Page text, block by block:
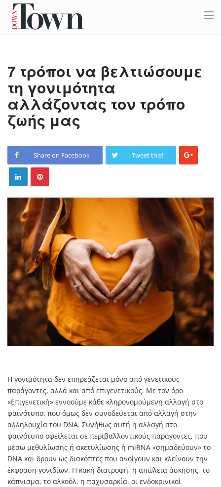
7 τρόποι να βελτιώσουμε
τη γονιμότητα
αλλάζoντας τον τρόπο
ζωής μας
Share on Facebook Tweet this!
Η γονιμότητα δεν επηρεάζεται μόνο από γενετικούς
παράγοντες, αλλά και από επιγενετικούς. Με τον όρο
«Επιγενετική» εννοούμε κάθε κληρονομούμενη αλλαγή στο
φαινότυπο, που όμως δεν συνοδεύεται από αλλαγή στην
αλληλουχία του DNA. Συνήθως αυτή η αλλαγή στο
φαινότυπο οφείλεται σε περιβαλλοντικούς παράγοντες, που
μέσω μεθυλίωσης ή ακετυλίωσης ή miRNA «σημαδεύουν» το
DNA και δρουν ως διακόπτες που ανοίγουν και κλείνουν την
έκφραση γονιδίων. Η κακή διατροφή, η απώλεια άσκησης, το
κάπνισμα, το αλκοόλ, η παχυσαρκία, οι ενδοκρινικοί